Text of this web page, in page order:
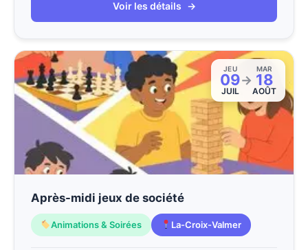
Voir les détails →
JEU
09
JUIL
→
MAR
18
AOÛT
Après-midi jeux de société
Animations & Soirées La-Croix-Valmer